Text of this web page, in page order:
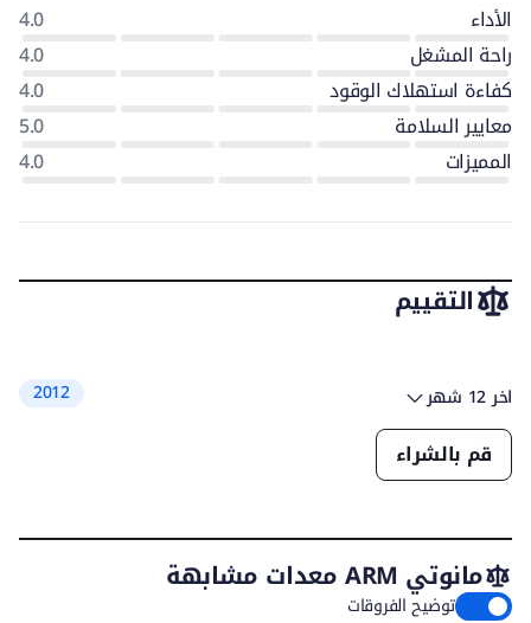
الأداء
4.0
راحة المشغل
4.0
كفاءة استهلاك الوقود
4.0
معايير السلامة
5.0
المميزات
4.0
التقييم
اخر 12 شهر 2012
قم بالشراء
مانوتي ARM معدات مشابهة
توضيح الفروقات